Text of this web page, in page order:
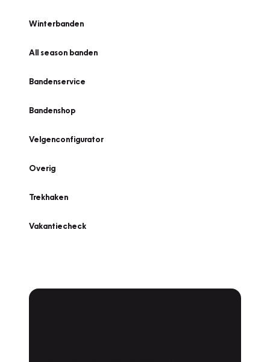
Winterbanden
All season banden
Bandenservice
Bandenshop
Velgenconfigurator
Overig
Trekhaken
Vakantiecheck